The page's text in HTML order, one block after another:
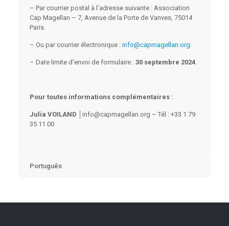
– Par courrier postal à l’adresse suivante : Association
Cap Magellan – 7, Avenue de la Porte de Vanves, 75014
Paris.
– Ou par courrier électronique : info@capmagellan.org
– Date limite d’envoi de formulaire : 30 septembre 2024.
Pour toutes informations complémentaires :
Julia VOILAND │ info@capmagellan.org – Tél : +33 1 79
35 11 00
Português